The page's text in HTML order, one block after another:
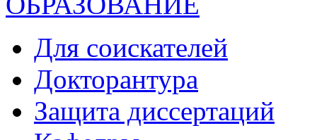
Для соискателей
Докторантура
Защита диссертаций